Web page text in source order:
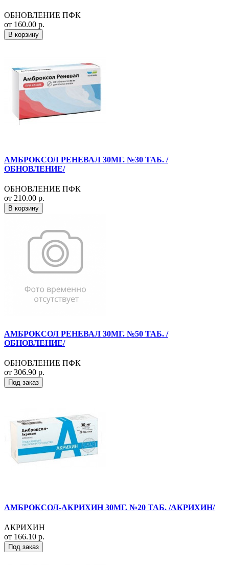
ОБНОВЛЕНИЕ ПФК
от 160.00 р.
В корзину
АМБРОКСОЛ РЕНЕВАЛ 30МГ. №30 ТАБ. /
ОБНОВЛЕНИЕ/
ОБНОВЛЕНИЕ ПФК
от 210.00 р.
В корзину
АМБРОКСОЛ РЕНЕВАЛ 30МГ. №50 ТАБ. /
ОБНОВЛЕНИЕ/
ОБНОВЛЕНИЕ ПФК
от 306.90 р.
Под заказ
АМБРОКСОЛ-АКРИХИН 30МГ. №20 ТАБ. /АКРИХИН/
АКРИХИН
от 166.10 р.
Под заказ